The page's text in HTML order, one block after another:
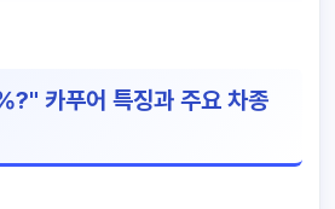
카푸어 특징과 주요 차종